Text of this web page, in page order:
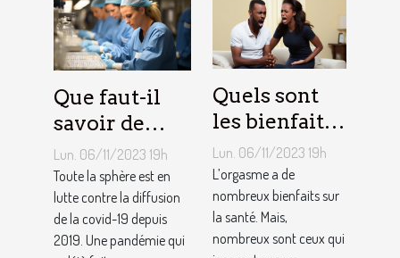
Que faut-il
savoir de
Pfizer, vaccin
contre le
coronavirus ?
Lun. 06/11/2023 19h
Toute la sphère est en
lutte contre la diffusion
de la covid-19 depuis
2019. Une pandémie qui
Quels sont
les bienfaits
de l’orgasme
sur votre
santé ?
Lun. 06/11/2023 19h
L’orgasme a de
nombreux bienfaits sur
la santé. Mais,
nombreux sont ceux qui